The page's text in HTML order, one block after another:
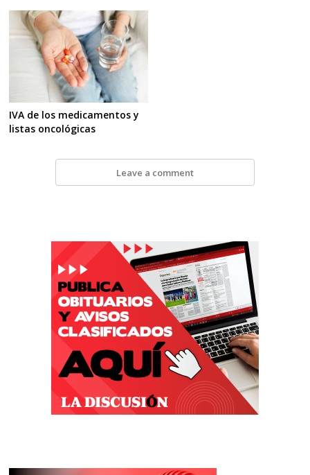
IVA de los medicamentos y
listas oncológicas
Leave a comment